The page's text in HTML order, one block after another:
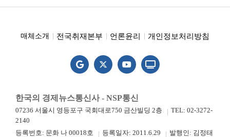
매체소개 전국취재본부 언론윤리 개인정보처리방침
한국의 경제뉴스통신사 - NSP통신
07236 서울시 영등포구 국회대로750 금산빌딩 2층
TEL: 02-3272-
2140
등록번호: 문화 나 00018호
등록일자: 2011.6.29
발행인: 김정태